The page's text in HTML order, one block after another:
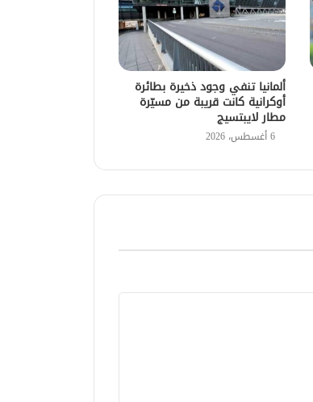
ألمانيا تنفي وجود ذخيرة بطائرة
أوكرانية كانت قريبة من مسيّرة
مطار لايبتسيج
6 أغسطس، 2026